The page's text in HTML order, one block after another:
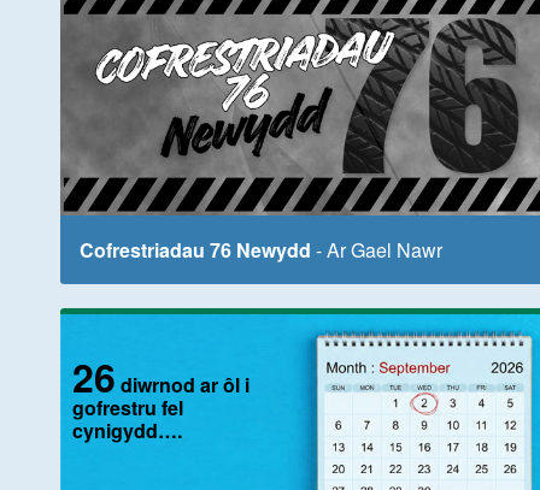
Cofrestriadau 76 Newydd - Ar Gael Nawr
26 diwrnod ar ôl i
gofrestru fel
cynigydd….